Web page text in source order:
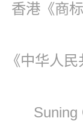
香港《商
《中华人
Suning